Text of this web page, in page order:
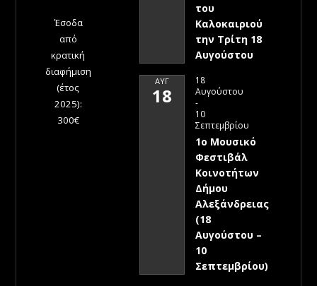
Έσοδα
από
κρατική
διαφήμιση
(έτος
2025):
300€
του
Καλοκαιριού
την Τρίτη 18
Αυγούστου
ΑΥΓ
18
18
Αυγούστου
-
10
Σεπτεμβρίου
1ο Μουσικό
Φεστιβάλ
Κοινοτήτων
Δήμου
Αλεξάνδρειας
(18
Αυγούστου –
10
Σεπτεμβρίου)